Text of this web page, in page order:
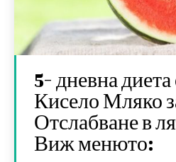
5- дневна
Кисело Мляко
Отслабване в
Виж менюто: